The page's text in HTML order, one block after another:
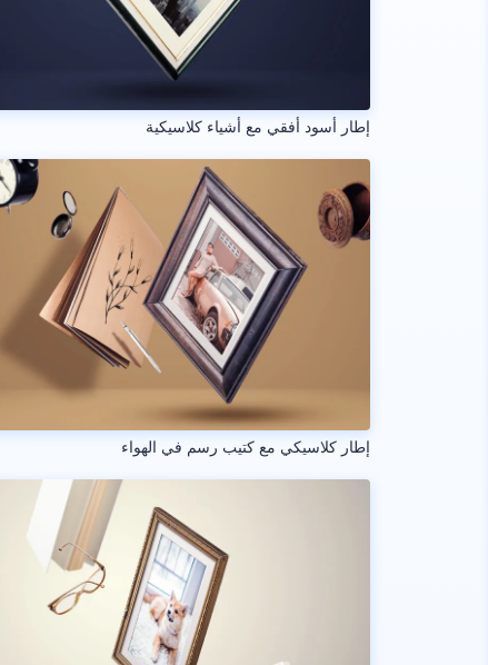
إطار أسود أفقي مع أشياء كلاسيكية
إطار كلاسيكي مع كتيب رسم في الهواء